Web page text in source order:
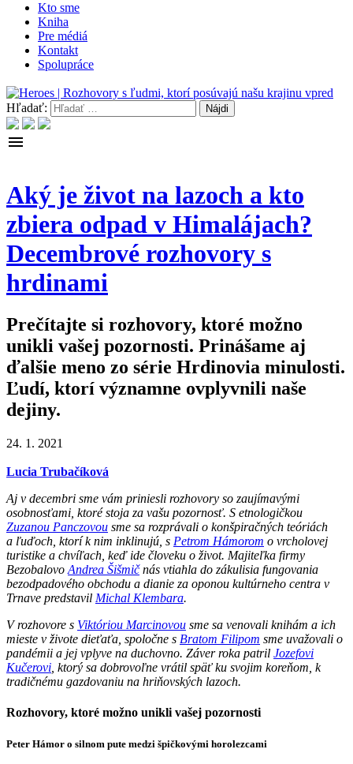
Kto sme
Kniha
Pre médiá
Kontakt
Spolupráce
Hľadať:
menu
Aký je život na lazoch a kto
zbiera odpad v Himalájach?
Decembrové rozhovory s
hrdinami
Prečítajte si rozhovory, ktoré možno
unikli vašej pozornosti. Prinášame aj
ďalšie meno zo série Hrdinovia minulosti.
Ľudí, ktorí významne ovplyvnili naše
dejiny.
24. 1. 2021
Lucia Trubačíková
Aj v decembri sme vám priniesli rozhovory so zaujímavými
osobnosťami, ktoré stoja za vašu pozornosť. S etnologičkou
Zuzanou Panczovou sme sa rozprávali o konšpiračných teóriách
a ľuďoch, ktorí k nim inklinujú, s Petrom Hámorom o vrcholovej
turistike a chvíľach, keď ide človeku o život. Majiteľka firmy
Bezobalovo Andrea Šišmičnás vtiahla do zákulisia fungovania
bezodpadového obchodu a dianie za oponou kultúrneho centra v
Trnave predstavil Michal Klembara.
V rozhovore s Viktóriou Marcinovou sme sa venovali knihám a ich
mieste v živote dieťaťa, spoločne s Bratom Filipom sme uvažovali o
pandémii a jej vplyve na duchovno. Záver roka patril Jozefovi
Kučerovi , ktorý sa dobrovoľne vrátil späť ku svojim koreňom, k
tradičnému gazdovaniu na hriňovských lazoch.
Rozhovory, ktoré možno unikli vašej pozornosti
Peter Hámor o silnom pute medzi špičkovými horolezcami